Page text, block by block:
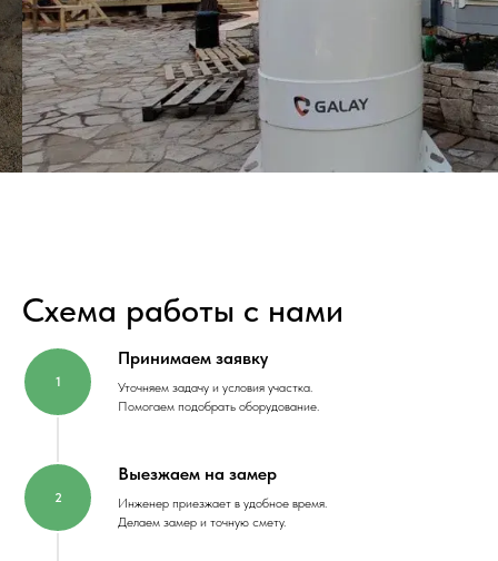
Схема работы с нами
Принимаем заявку
Уточняем задачу и условия участка.
Помогаем подобрать оборудование.
Выезжаем на замер
Инженер приезжает в удобное время.
Делаем замер и точную смету.